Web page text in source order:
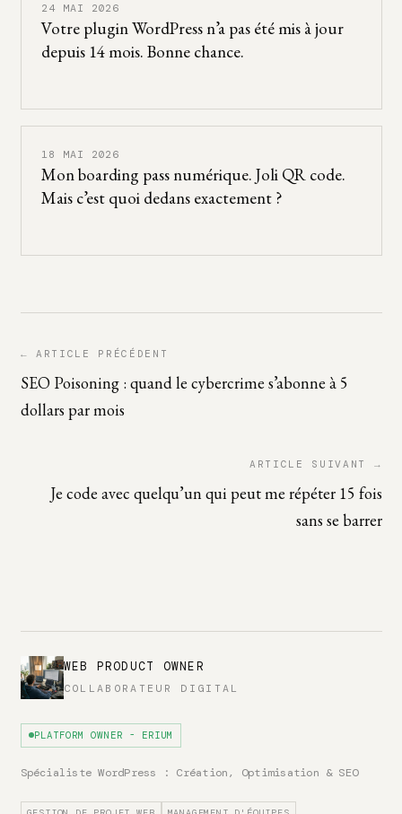
24 MAI 2026
Votre plugin WordPress n’a pas été mis à jour
depuis 14 mois. Bonne chance.
18 MAI 2026
Mon boarding pass numérique. Joli QR code.
Mais c’est quoi dedans exactement ?
← ARTICLE PRÉCÉDENT
SEO Poisoning : quand le cybercrime s’abonne à 5
dollars par mois
ARTICLE SUIVANT →
Je code avec quelqu’un qui peut me répéter 15 fois
sans se barrer
WEB PRODUCT OWNER
COLLABORATEUR DIGITAL
PLATFORM OWNER - ERIUM
Spécialiste WordPress : Création, Optimisation & SEO